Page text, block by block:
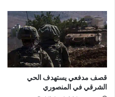
قصف مدفعي يستهدف الحي
الشرقي في المنصوري